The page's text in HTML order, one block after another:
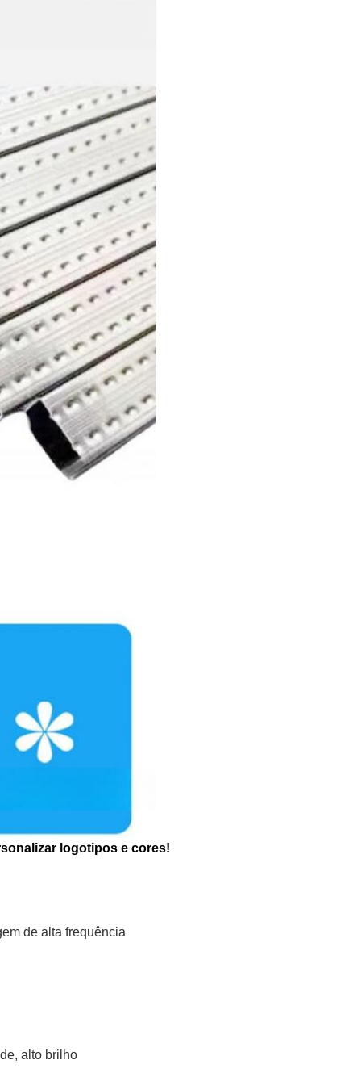
logotipos e cores!
de alta frequência
alto brilho